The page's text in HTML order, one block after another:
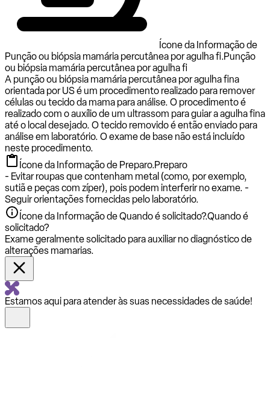
Ícone da Informação de
Punção ou biópsia mamária percutânea por agulha fi.Punção
ou biópsia mamária percutânea por agulha fi
A punção ou biópsia mamária percutânea por agulha fina
orientada por US é um procedimento realizado para remover
células ou tecido da mama para análise. O procedimento é
realizado com o auxílio de um ultrassom para guiar a agulha fina
até o local desejado. O tecido removido é então enviado para
análise em laboratório. O exame de base não está incluído
neste procedimento.
Ícone da Informação de Preparo.Preparo
- Evitar roupas que contenham metal (como, por exemplo,
sutiã e peças com zíper), pois podem interferir no exame. -
Seguir orientações fornecidas pelo laboratório.
Ícone da Informação de Quando é solicitado?.Quando é
solicitado?
Exame geralmente solicitado para auxiliar no diagnóstico de
alterações mamarias.
Estamos aqui para atender às suas necessidades de saúde!